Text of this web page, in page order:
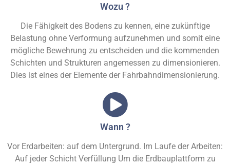
Wozu ?
Die Fähigkeit des Bodens zu kennen, eine zukünftige
Belastung ohne Verformung aufzunehmen und somit eine
mögliche Bewehrung zu entscheiden und die kommenden
Schichten und Strukturen angemessen zu dimensionieren.
Dies ist eines der Elemente der Fahrbahndimensionierung.
Wann ?
Vor Erdarbeiten: auf dem Untergrund. Im Laufe der Arbeiten:
Auf jeder Schicht Verfüllung Um die Erdbauplattform zu